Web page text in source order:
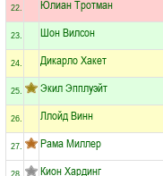
22. Юлиан Тротман
23. Шон Вилсон
24. Дикарло Хакет
25. Экил Эпплуэйт
26. Ллойд Винн
27. Рама Миллер
28. Кион Хардинг